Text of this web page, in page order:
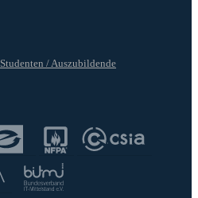
Studenten / Auszubildende